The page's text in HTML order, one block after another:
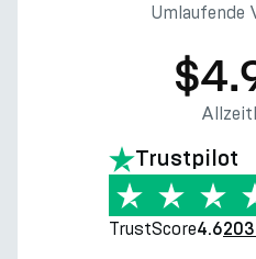
Umlaufende
Trustpilot
TrustScore4.6203